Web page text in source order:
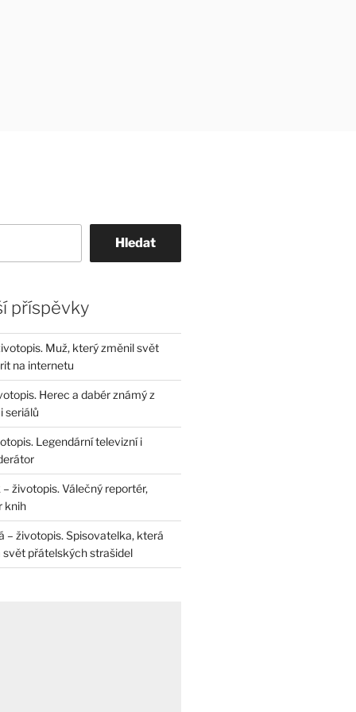
Hledat
příspěvky
Muž, který změnil svět
na internetu
Herec a dabér známý z
seriálů
Legendární televizní i
životopis. Válečný reportér,
knih
– životopis. Spisovatelka, která
přátelských strašidel